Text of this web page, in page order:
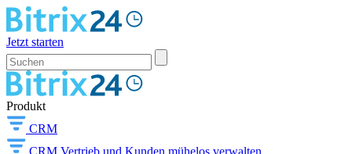
Jetzt starten
Produkt
CRM
CRM Vertrieb und Kunden mühelos verwalten